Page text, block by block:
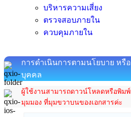
บริหารความเสี่ยง
ตรวจสอบภายใน
ควบคุมภายใน
การดำเนินการตามนโยบาย หรื
บุคคล
ผู้ใช้งานสามารถดาวน์โหลดหรือพิม
มุมมอง ที่มุมขวาบนของเอกสารค่ะ